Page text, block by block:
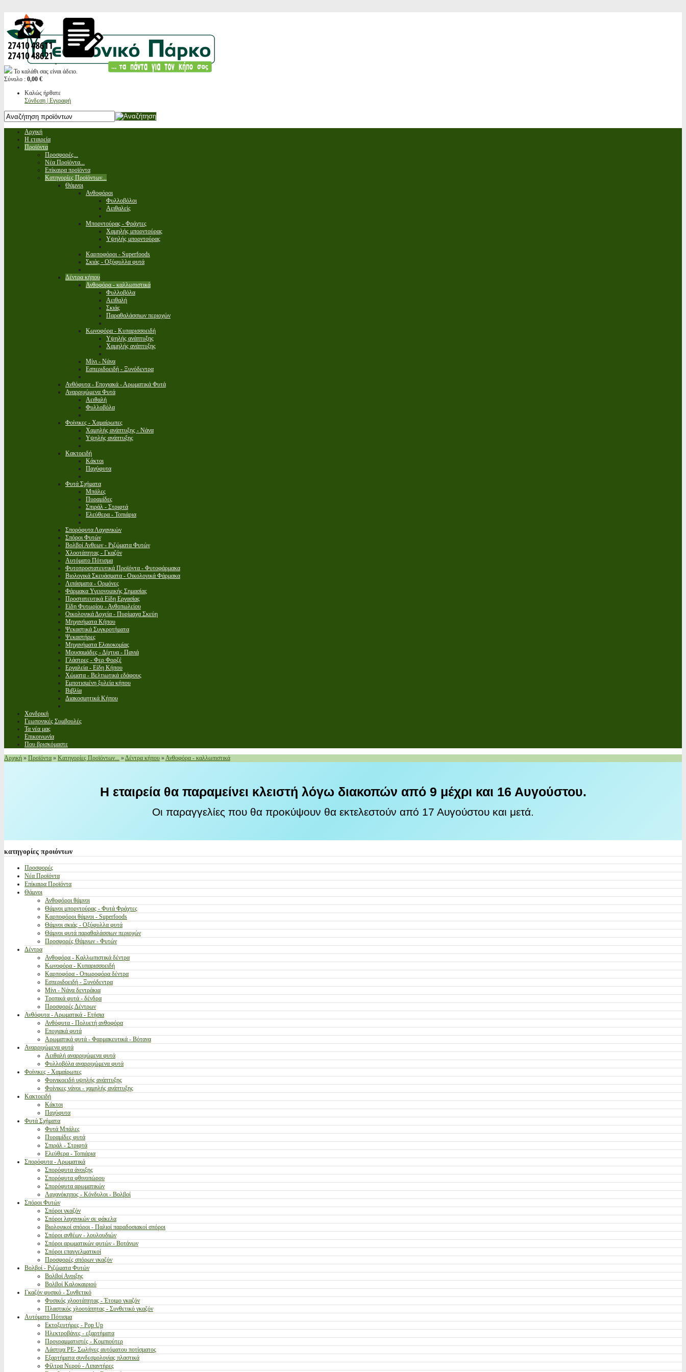
Το καλάθι σας είναι άδειο.
Σύνολο : 0,00 €
Καλώς ήρθατε
Σύνδεση | Εγγραφή
Αρχική
Η εταιρεία
Προϊόντα
Προσφορές...
Νέα Προϊόντα...
Επίκαιρα προϊόντα
Κατηγορίες Προϊόντων...
Θάμνοι
Ανθοφόροι
Φυλλοβόλοι
Αειθαλείς
Μπορντούρας - Φράχτες
Χαμηλής μπορντούρας
Υψηλής μπορντούρας
Καρποφόροι - Superfoods
Σκιάς - Οξύφυλλα φυτά
Δέντρα κήπου
Ανθοφόρα - καλλωπιστικά
Φυλλοβόλα
Αειθαλή
Σκιάς
Παραθαλάσσιων περιοχών
Κωνοφόρα - Κυπαρισσοειδή
Υψηλής ανάπτυξης
Χαμηλής ανάπτυξης
Μίνι - Νάνα
Εσπεριδοειδή - Ξυνόδεντρα
Ανθόφυτα - Εποχιακά - Αρωματικά Φυτά
Αναρριχώμενα Φυτά
Αειθαλή
Φυλλοβόλα
Φοίνικες - Χαμαίρωπες
Χαμηλής ανάπτυξης - Νάνα
Υψηλής ανάπτυξης
Κακτοειδή
Κάκτοι
Παχύφυτα
Φυτά Σχήματα
Μπάλες
Πυραμίδες
Σπιράλ - Στριφτά
Ελεύθερα - Τοπιάρια
Σπορόφυτα Λαχανικών
Σπόροι Φυτών
Βολβοί Ανθεων - Ριζώματα Φυτών
Χλοοτάπητας - Γκαζόν
Αυτόματο Πότισμα
Φυτοπροστατευτικά Προϊόντα - Φυτοφάρμακα
Βιολογικά Σκευάσματα - Οικολογικά Φάρμακα
Λιπάσματα - Ορμόνες
Φάρμακα Υγειονομικής Σημασίας
Προστατευτικά Είδη Εργασίας
Είδη Φυτωρίου - Ανθοπωλείου
Οικολογικά Δοχεία - Πυρίμαχα Σκεύη
Μηχανήματα Κήπου
Ψεκαστικά Συγκροτήματα
Ψεκαστήρες
Μηχανήματα Ελαιοκομίας
Μουσαμάδες - Δίχτυα - Πανιά
Γλάστρες - Φερ Φορζέ
Εργαλεία - Είδη Κήπου
Χώματα - Βελτιωτικά εδάφους
Εμποτισμένη ξυλεία κήπου
Βιβλία
Διακοσμητικά Κήπου
Χονδρική
Γεωπονικές Συμβουλές
Τα νέα μας
Επικοινωνία
Που βρισκόμαστε
Αρχική » Προϊόντα » Κατηγορίες Προϊόντων... »Δέντρα κήπου »Ανθοφόρα - καλλωπιστικά
Η εταιρεία θα παραμείνει κλειστή λόγω διακοπών από 9 μέχρι και 16 Αυγούστου.
Οι παραγγελίες που θα προκύψουν θα εκτελεστούν από 17 Αυγούστου και μετά.
κατηγορίες προιόντων
Προσφορές
Νέα Προϊόντα
Επίκαιρα Προϊόντα
Θάμνοι
Ανθοφόροι θάμνοι
Θάμνοι μπορντούρας - Φυτά Φράχτες
Καρποφόροι θάμνοι - Superfoods
Θάμνοι σκιάς - Οξύφυλλα φυτά
Θάμνοι φυτά παραθαλάσσιων περιοχών
Προσφορές Θάμνων - Φυτών
Δέντρα
Ανθοφόρα - Καλλωπιστικά δέντρα
Κωνοφόρα - Κυπαρισσοειδή
Καρποφόρα - Οπωροφόρα δέντρα
Εσπεριδοειδή - Ξυνόδεντρα
Μίνι - Νάνα δεντράκια
Τροπικά φυτά - δένδρα
Προσφορές Δέντρων
Ανθόφυτα - Αρωματικά - Ετήσια
Ανθόφυτα - Πολυετή ανθοφόρα
Εποχιακά φυτά
Αρωματικά φυτά - Φαρμακευτικά - Βότανα
Αναρριχώμενα φυτά
Αειθαλή αναρριχώμενα φυτά
Φυλλοβόλα αναρριχώμενα φυτά
Φοίνικες - Χαμαίρωπες
Φοινικοειδή υψηλής ανάπτυξης
Φοίνικες νάνοι - χαμηλής ανάπτυξης
Κακτοειδή
Κάκτοι
Παχύφυτα
Φυτά Σχήματα
Φυτά Μπάλες
Πυραμίδες φυτά
Σπιράλ - Στριφτά
Ελεύθερα - Τοπιάρια
Σπορόφυτα - Αρωματικά
Σπορόφυτα άνοιξης
Σπορόφυτα φθινοπώρου
Σπορόφυτα αρωματικών
Λαχανόκηπος - Κόνδυλοι - Βολβοί
Σπόροι Φυτών
Σπόροι γκαζόν
Σπόροι λαχανικών σε φάκελα
Βιολογικοί σπόροι - Παλιοί παραδοσιακοί σπόροι
Σπόροι ανθέων - λουλουδιών
Σπόροι αρωματικών φυτών - Βοτάνων
Σπόροι επαγγελματικοί
Προσφορές σπόρων γκαζόν
Βολβοί - Ριζώματα Φυτών
Βολβοί Ανοιξης
Βολβοί Καλοκαιριού
Γκαζόν φυσικό - Συνθετικό
Φυσικός χλοοτάπητας - Έτοιμο γκαζόν
Πλαστικός χλοοτάπητας - Συνθετικό γκαζόν
Αυτόματο Πότισμα
Εκτοξευτήρες - Pop Up
Ηλεκτροβάνες - εξαρτήματα
Προγραμματιστές - Κομπιούτερ
Λάστιχα PE- Σωλήνες αυτόματου ποτίσματος
Εξαρτήματα συνδεσμολογίας πλαστικά
Φίλτρα Νερού - Λιπαντήρες